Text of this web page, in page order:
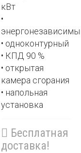
кВт
•
• одноконтурный
• КПД 90 %
• открытая
камера сгорания
• напольная
установка
Бесплатная
доставка!